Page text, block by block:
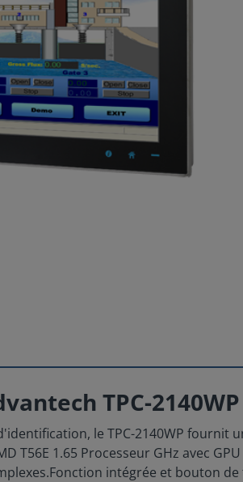
TPC-2140WP
le TPC-2140WP fournit
T56E 1.65 Processeur GHz avec
intégrée et bouton